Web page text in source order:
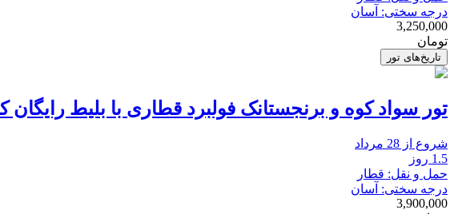
درجه سختی: آسان
3,250,000
تومان
تاریخ‌های تور
تور سواد کوه و برنجستانک فولبرد قطاری با بلیط رایگان
شروع از 28 مرداد
1.5 روز
حمل و نقل: قطار
درجه سختی: آسان
3,900,000